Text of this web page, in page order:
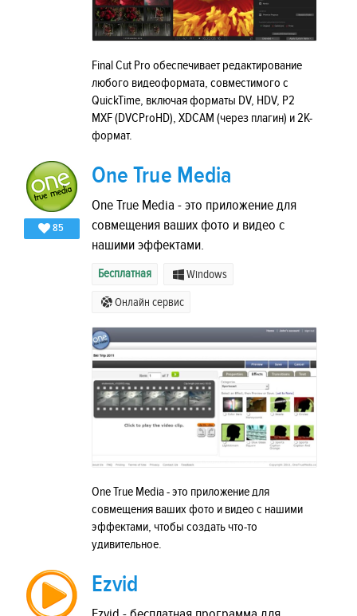
Final Cut Pro обеспечивает редактирование
любого видеоформата, совместимого с
QuickTime, включая форматы DV, HDV, P2
MXF (DVCProHD), XDCAM (через плагин) и 2K-
формат.
85
One True Media
One True Media - это приложение для
совмещения ваших фото и видео с
нашими эффектами.
Бесплатная Windows
Онлайн сервис
One True Media - это приложение для
совмещения ваших фото и видео с нашими
эффектами, чтобы создать что-то
удивительное.
Ezvid